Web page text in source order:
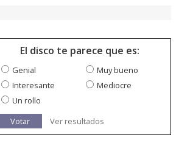
El disco te parece que es:
Genial
Muy bueno
Interesante
Mediocre
Un rollo
Votar
Ver resultados